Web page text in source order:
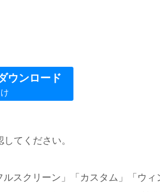
ウンロード
てください。
スクリーン」「カスタム」「ウィ